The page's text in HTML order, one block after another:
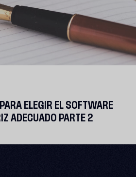
ELEGIR EL SOFTWARE
ADECUADO PARTE 2